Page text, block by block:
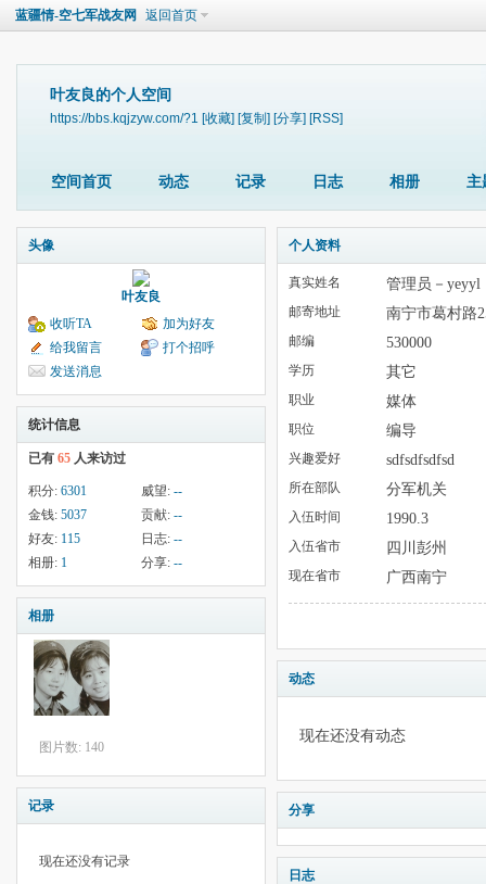
蓝疆情-空七军战友网 返回首页
叶友良的个人空间
https://bbs.kqjzyw.com/?1 [收藏] [复制] [分享] [RSS]
空间首页 动态 记录 日志 相册 主
头像
叶友良
收听TA
加为好友
给我留言
打个招呼
发送消息
统计信息
已有 65 人来访过
积分: 6301 威望: --
金钱: 5037 贡献: --
好友: 115 日志: --
相册: 1 分享: --
相册
图片数: 140
记录
现在还没有记录
个人资料
真实姓名 管理员－yeyyl
邮寄地址 南宁市葛村路
邮编 530000
学历 其它
职业 媒体
职位 编导
兴趣爱好 sdfsdfsdfsd
所在部队 分军机关
入伍时间 1990.3
入伍省市 四川彭州
现在省市 广西南宁
动态
现在还没有动态
分享
日志